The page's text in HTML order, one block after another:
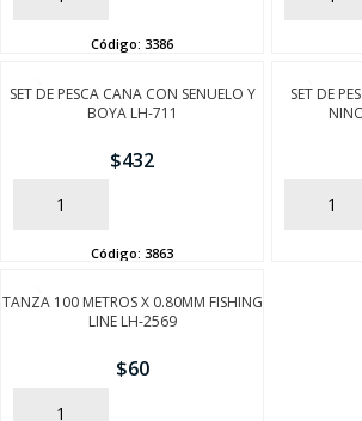
Código: 3386
SET DE PESCA CANA CON SENUELO Y
BOYA LH-711
$432
AÑADIR
Código: 3863
SET DE
AÑADIR
TANZA 100 METROS X 0.80MM FISHING
LINE LH-2569
$60
AÑADIR
FINALIZÁ TU COMPRA